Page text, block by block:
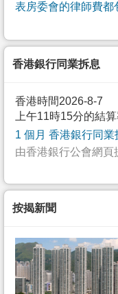
表房委會的律師費都
香港銀行同業拆息
香港時間2026-8-7
上午11時15分的結算
1 個月 香港銀行同
由香港銀行公會網頁
按揭新聞